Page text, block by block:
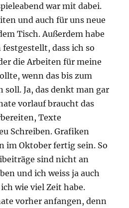
war mit dabei.
und auch für uns neue
Tisch. Außerdem habe
dass ich so
die Arbeiten für meine
wenn das bis zum
soll. Ja, das denkt man gar
vorlauf braucht das
Texte
Schreiben. Grafiken
im Oktober fertig sein. So
sind nicht an
und ich weiss ja auch
wie viel Zeit habe.
vorher anfangen, denn